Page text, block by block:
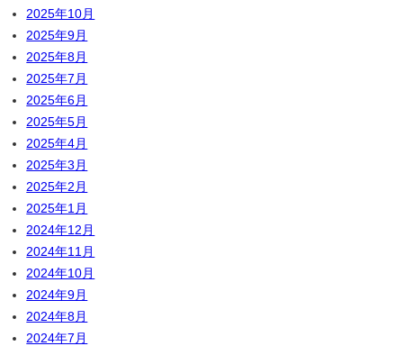
2025年10月
2025年9月
2025年8月
2025年7月
2025年6月
2025年5月
2025年4月
2025年3月
2025年2月
2025年1月
2024年12月
2024年11月
2024年10月
2024年9月
2024年8月
2024年7月